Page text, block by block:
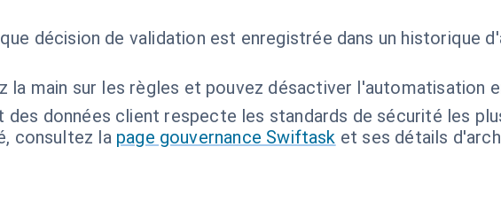
décision de validation est enregistrée dans un historique
la main sur les règles et pouvez désactiver l'automatisation
des données client respecte les standards de sécurité les
consultez la page gouvernance Swiftask et ses détails